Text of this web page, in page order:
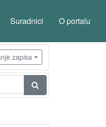
Suradnici O portalu
zapisa